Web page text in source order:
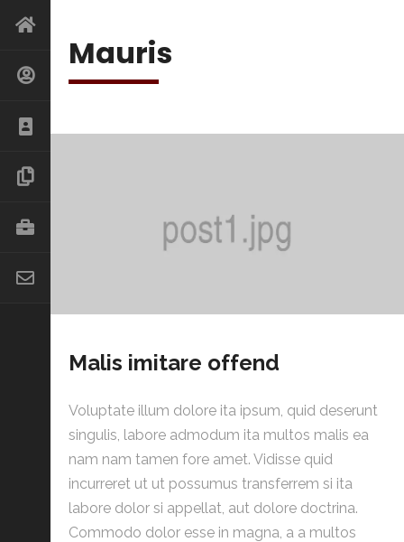
Mauris
Malis imitare offend
Voluptate illum dolore ita ipsum, quid deserunt
singulis, labore admodum ita multos malis ea
nam nam tamen fore amet. Vidisse quid
incurreret ut ut possumus transferrem si ita
labore dolor si appellat, aut dolore doctrina.
Commodo dolor esse in magna, a a multos